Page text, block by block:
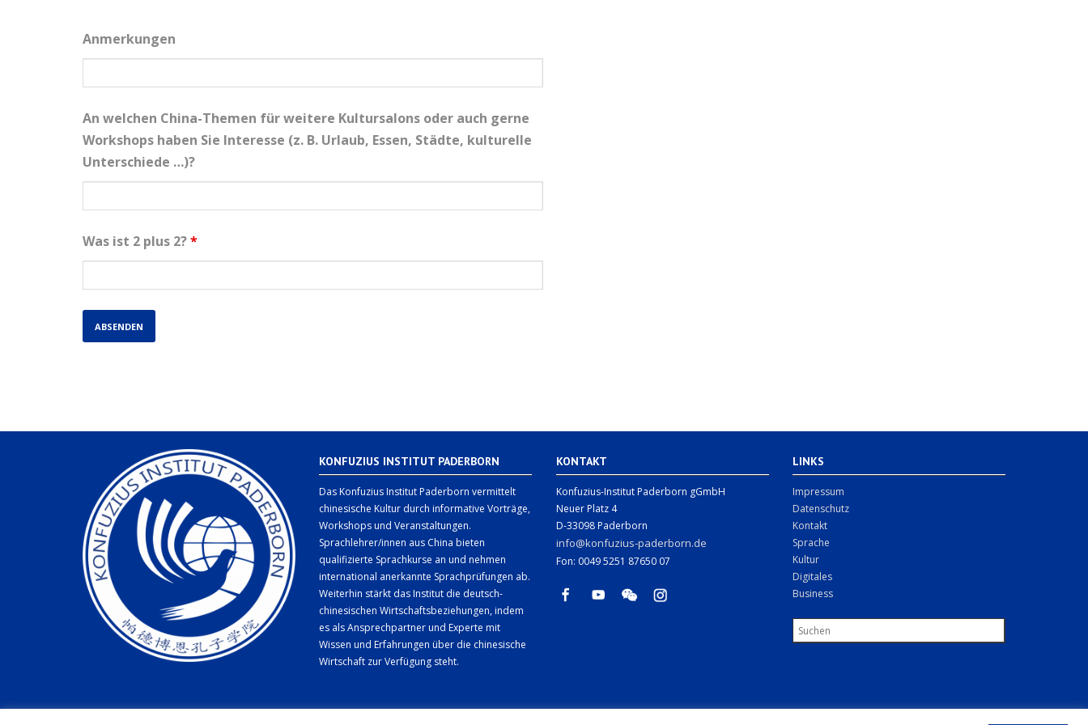
Anmerkungen
An welchen China-Themen für weitere Kultursalons oder auch gerne
Workshops haben Sie Interesse (z. B. Urlaub, Essen, Städte, kulturelle
Unterschiede …)?
Was ist 2 plus 2?*
KONFUZIUS INSTITUT PADERBORN
Das Konfuzius Institut Paderborn vermittelt
chinesische Kultur durch informative Vorträge,
Workshops und Veranstaltungen.
Sprachlehrer/innen aus China bieten
qualifizierte Sprachkurse an und nehmen
international anerkannte Sprachprüfungen ab.
Weiterhin stärkt das Institut die deutsch-
chinesischen Wirtschaftsbeziehungen, indem
es als Ansprechpartner und Experte mit
Wissen und Erfahrungen über die chinesische
Wirtschaft zur Verfügung steht.
KONTAKT
Konfuzius-Institut Paderborn gGmbH
Neuer Platz 4
D-33098 Paderborn
info@konfuzius-paderborn.de
Fon: 0049 5251 87650 07
LINKS
Impressum
Datenschutz
Kontakt
Sprache
Kultur
Digitales
Business